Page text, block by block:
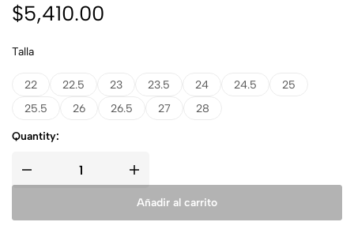
$5,410.00
Talla
22 22.5 23 23.5 24 24.5
25
25.5
26 26.5 27 28
Quantity:
Añadir al carrito